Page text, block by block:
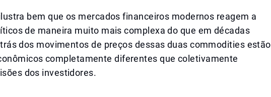
bem que os mercados financeiros modernos reagem a
de maneira muito mais complexa do que em décadas
dos movimentos de preços dessas duas commodities estão
completamente diferentes que coletivamente
dos investidores.